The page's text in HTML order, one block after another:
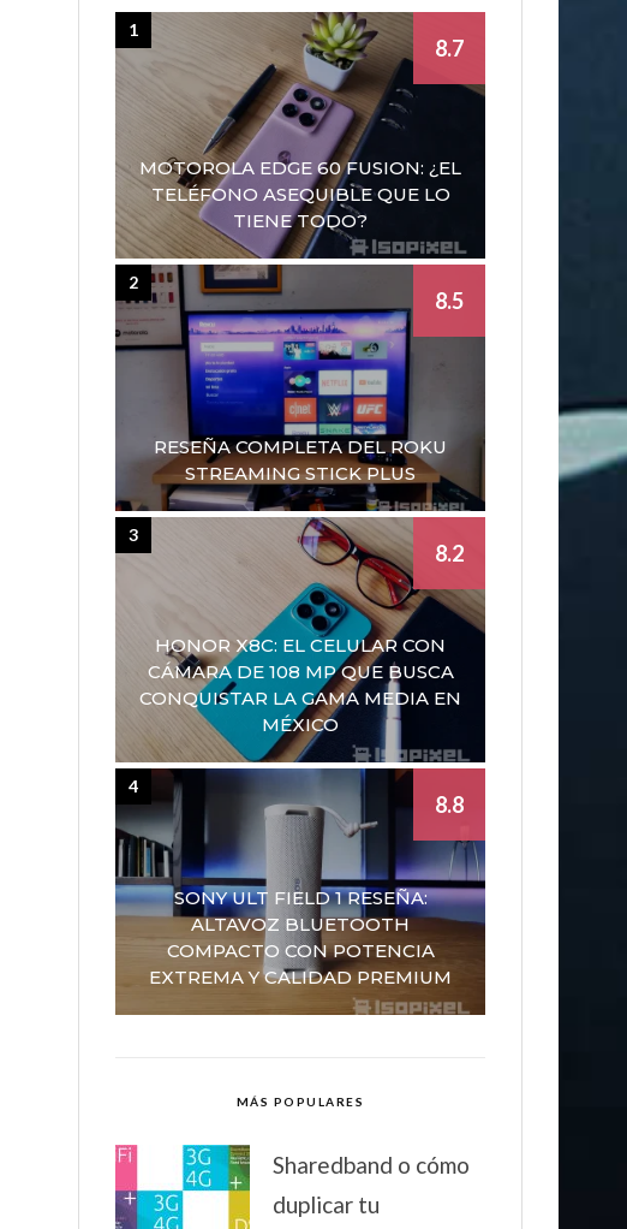
MOTOROLA EDGE 60 FUSION: ¿EL
TELÉFONO ASEQUIBLE QUE LO
TIENE TODO?
8.7
1
RESEÑA COMPLETA DEL ROKU
STREAMING STICK PLUS
8.5
2
HONOR X8C: EL CELULAR CON
CÁMARA DE 108 MP QUE BUSCA
CONQUISTAR LA GAMA MEDIA EN
MÉXICO
8.2
3
SONY ULT FIELD 1 RESEÑA:
ALTAVOZ BLUETOOTH
COMPACTO CON POTENCIA
EXTREMA Y CALIDAD PREMIUM
8.8
4
MÁS POPULARES
Sharedband o cómo
duplicar tu